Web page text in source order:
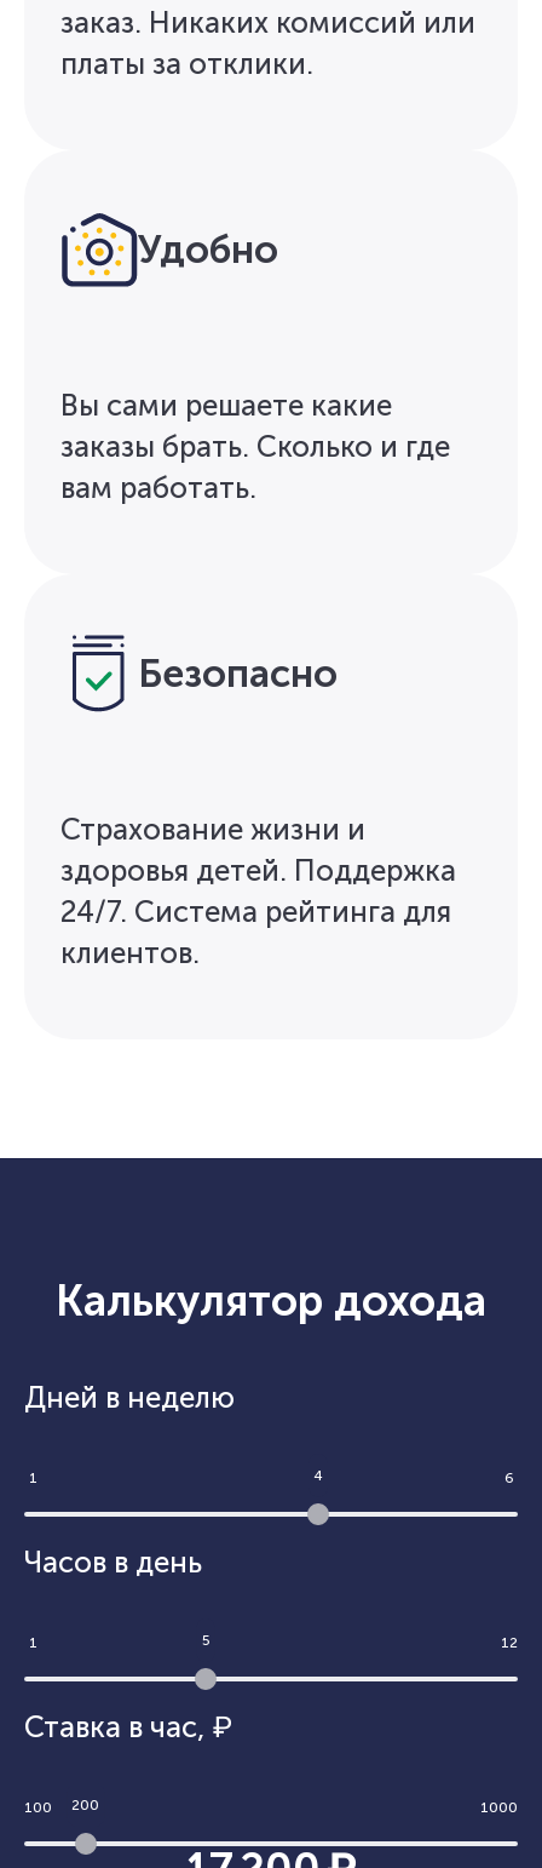
заказ. Никаких комиссий или
платы за отклики.
Удобно
Вы сами решаете какие
заказы брать. Сколько и где
вам работать.
Безопасно
Страхование жизни и
здоровья детей. Поддержка
24/7. Система рейтинга для
клиентов.
Калькулятор дохода
Дней в неделю
4
1 6
Часов в день
5
1 12
Ставка в час, ₽
200
100 1000